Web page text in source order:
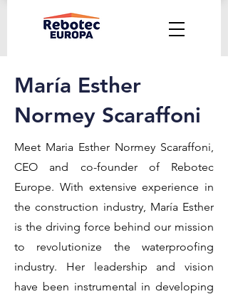
María Esther
Normey Scaraffoni
Meet Maria Esther Normey Scaraffoni,
CEO and co-founder of Rebotec
Europe. With extensive experience in
the construction industry, María Esther
is the driving force behind our mission
to revolutionize the waterproofing
industry. Her leadership and vision
have been instrumental in developing